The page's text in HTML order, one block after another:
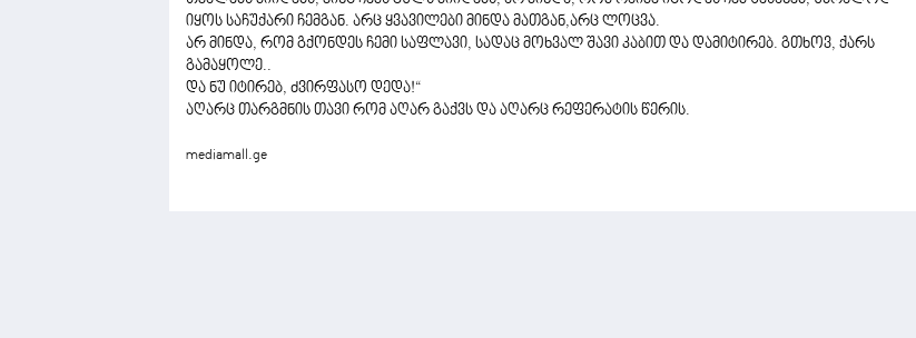
იყოს საჩუქარი ჩემგან. არც ყვავილები მინდა მათგან,არც ლოცვა.
არ მინდა, რომ გქონდეს ჩემი საფლავი, სადაც მოხვალ შავი კაბით და დამიტირებ. გთხოვ, ქარს
გამაყოლე..
და ნუ იტირებ, ძვირფასო დედა!“
აღარც თარგმნის თავი რომ აღარ გაქვს და აღარც რეფერატის წერის.
mediamall.ge